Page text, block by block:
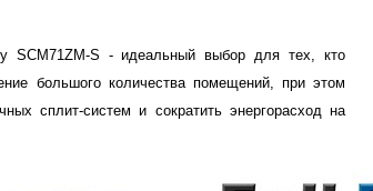
SCM71ZM-S - идеальный выбор для тех, кто
большого количества помещений, при этом
сплит-систем и сократить энергорасход на